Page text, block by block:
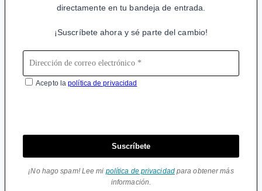
directamente en tu bandeja de entrada.
¡Suscríbete ahora y sé parte del cambio!
Acepto lapolítica de privacidad
Suscríbete
¡No hago spam! Lee mi política de privacidadpara obtener más
información.